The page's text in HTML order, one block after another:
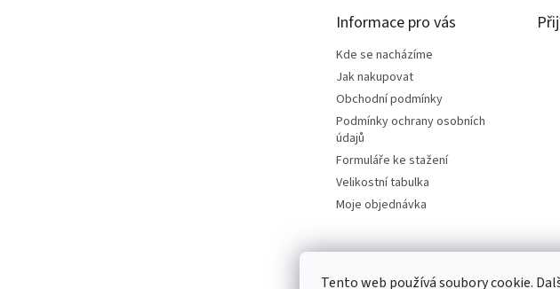
Tento web používá soubory cookie.
Informace pro vás
Kde se nacházíme
Jak nakupovat
Obchodní podmínky
Podmínky ochrany osobních
údajů
Formuláře ke stažení
Velikostní tabulka
Moje objednávka